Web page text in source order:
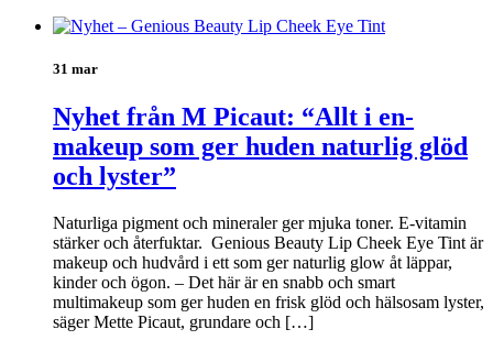
31 mar
Nyhet från M Picaut: “Allt i en-
makeup som ger huden naturlig glöd
och lyster”
Naturliga pigment och mineraler ger mjuka toner. E-vitamin
stärker och återfuktar. Genious Beauty Lip Cheek Eye Tint är
makeup och hudvård i ett som ger naturlig glow åt läppar,
kinder och ögon. – Det här är en snabb och smart
multimakeup som ger huden en frisk glöd och hälsosam lyster,
säger Mette Picaut, grundare och […]